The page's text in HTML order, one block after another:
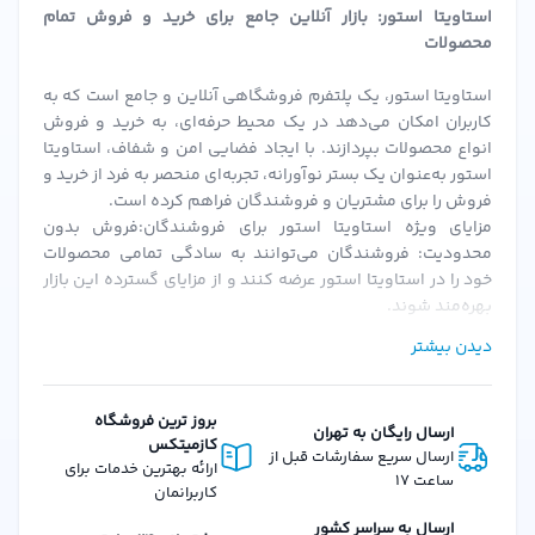
چرب نیز مناسب است و منافذ را مسدود نمی‌کند.
آیا این محصول تست حیوانی دارد؟
خیر، کرم مرطوب کننده ام کیو Hydratante بدون تست روی
حیوانات تولید شده است.
آیا می‌توان از این کرم زیر آرایش استفاده کرد؟
بله، این کرم به عنوان پایه آرایش نیز عملکرد عالی دارد و باعث
ماندگاری بیشتر می‌شود.
نتیجه‌گیری: انتخابی ایده‌آل برای پوستی هیدراته و شاداب
آبرسانی عمیق و تغذیه پوست، آن را در برابر خشکی و عوامل
محیطی محافظت می‌کند. برای خرید این محصول و مشاهده
استاویتا استور
استاویتا استور: بازار آنلاین جامع برای خرید و فروش تمام
محصولات
استاویتا استور، یک پلتفرم فروشگاهی آنلاین و جامع است که به
کاربران امکان می‌دهد در یک محیط حرفه‌ای، به خرید و فروش
انواع محصولات بپردازند. با ایجاد فضایی امن و شفاف، استاویتا
استور به‌عنوان یک بستر نوآورانه، تجربه‌ای منحصر به فرد از خرید و
فروش را برای مشتریان و فروشندگان فراهم کرده است.
مزایای ویژه استاویتا استور برای فروشندگان:فروش بدون
محدودیت: فروشندگان می‌توانند به سادگی تمامی محصولات
خود را در استاویتا استور عرضه کنند و از مزایای گسترده این بازار
بهره‌مند شوند.
فروشندگان می‌توانند به سرعت فعالیت خود را آغاز کنند.
کمیسیون‌های منعطف: استاویتا استور با ارائه کمیسیون‌های
قابل تنظیم، شرایطی را فراهم می‌کند که فروشندگان بتوانند به
بهترین نحو از پلتفرم استفاده کنند.
امکانات و ویژگی‌های استاویتا استور برای مشتریان:تنوع گسترده
محصولات: از لوازم آرایشی، بهداشتی، عطرها و محصولات دیگر، تا
کالاهای دیجیتال و فیزیکی، استاویتا استور همه نیازهای شما را
دیدن بیشتر
ارسال رایگان به تهران
ارسال سریع سفارشات قبل از
ساعت 17
بروز ترین فروشگاه
کازمیتکس
ارائه بهترین خدمات برای
کاربرانمان
ارسال به سراسر کشور